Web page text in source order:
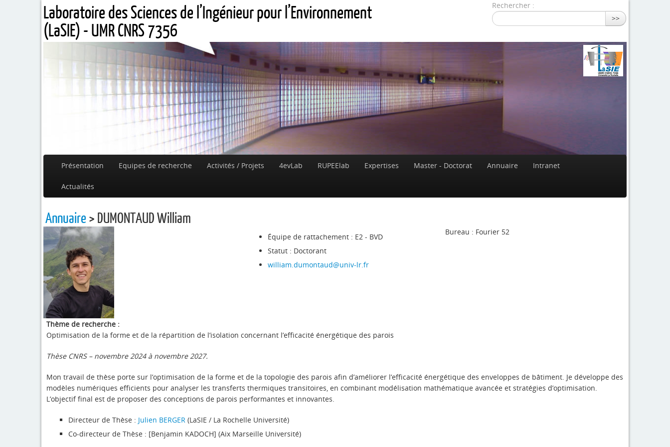
Laboratoire des Sciences de l’Ingénieur pour l’Environnement
(LaSIE) - UMR CNRS 7356
Rechercher :
>>
Présentation Equipes de recherche Activités / Projets 4evLab RUPEElab Expertises Master - Doctorat Annuaire Intranet
Actualités
Annuaire > DUMONTAUD William
Équipe de rattachement : E2 - BVD
Statut : Doctorant
william.dumontaud@univ-lr.fr
Bureau : Fourier 52
Thème de recherche :
Optimisation de la forme et de la répartition de l’isolation concernant l’efficacité énergétique des parois
Thèse CNRS – novembre 2024 à novembre 2027.
Mon travail de thèse porte sur l’optimisation de la forme et de la topologie des parois afin d’améliorer l’efficacité énergétique des enveloppes de bâtiment. Je développe des
modèles numériques efficients pour analyser les transferts thermiques transitoires, en combinant modélisation mathématique avancée et stratégies d’optimisation.
L’objectif final est de proposer des conceptions de parois performantes et innovantes.
Directeur de Thèse : Julien BERGER (LaSIE / La Rochelle Université)
Co-directeur de Thèse : [Benjamin KADOCH] (Aix Marseille Université)